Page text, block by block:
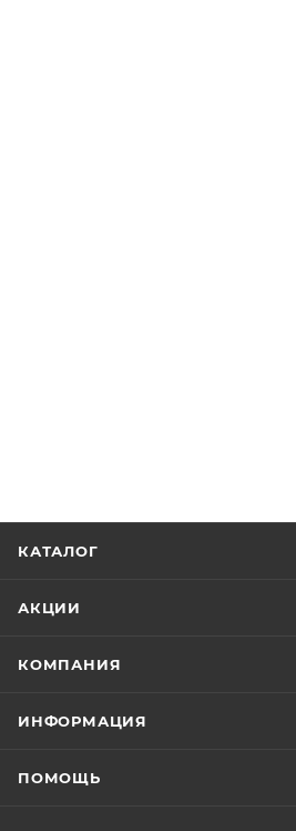
КАТАЛОГ
АКЦИИ
КОМПАНИЯ
ИНФОРМАЦИЯ
ПОМОЩЬ